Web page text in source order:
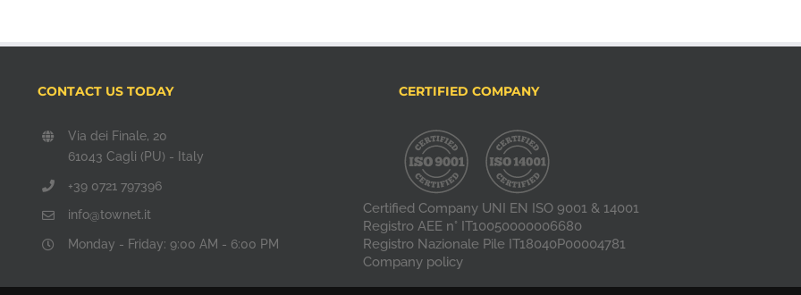
CONTACT US TODAY
Via dei Finale, 20
61043 Cagli (PU) - Italy
+39 0721 797396
info@townet.it
Monday - Friday: 9:00 AM - 6:00 PM
CERTIFIED COMPANY
Certified Company UNI EN ISO 9001 & 14001
Registro AEE n° IT10050000006680
Registro Nazionale Pile IT18040P00004781
Company policy